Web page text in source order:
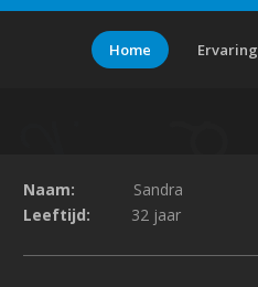
Home
Naam:
Sandra
Leeftijd:
32 jaar